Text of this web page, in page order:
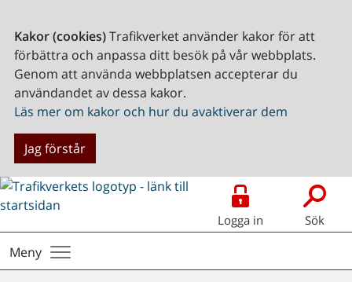
Kakor (cookies)Trafikverket använder kakor för att
förbättra och anpassa ditt besök på vår webbplats.
Genom att använda webbplatsen accepterar du
användandet av dessa kakor.
Läs mer om kakor och hur du avaktiverar dem
Jag förstår
Logga in Sök
Meny